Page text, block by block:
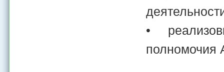
•
полномочия